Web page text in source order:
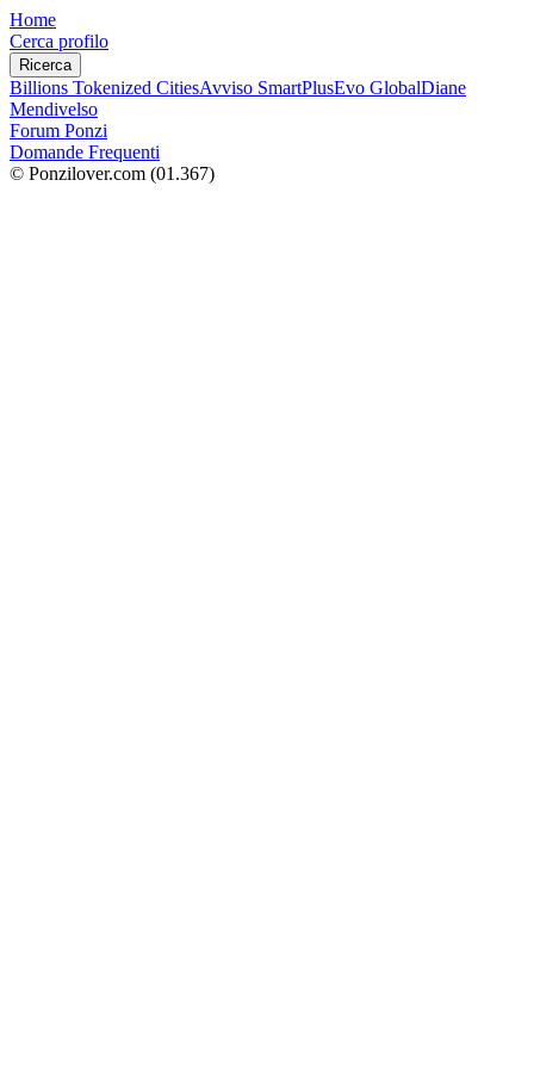
Home
Cerca profilo
Ricerca
Billions Tokenized CitiesAvviso SmartPlusEvo GlobalDiane
Mendivelso
Forum Ponzi
Domande Frequenti
© Ponzilover.com (01.367)